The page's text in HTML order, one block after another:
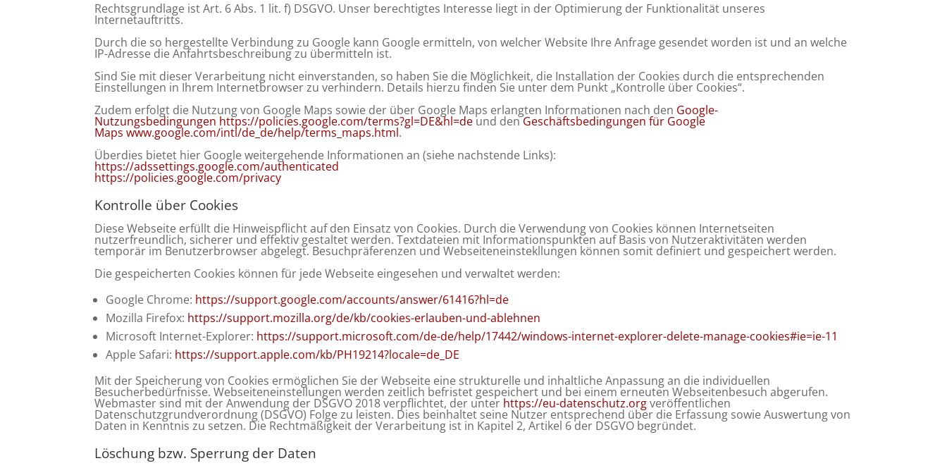
Rechtsgrundlage ist Art. 6 Abs. 1 lit. f) DSGVO. Unser berechtigtes Interesse liegt in der Optimierung der Funktionalität unseres
Internetauftritts.
Durch die so hergestellte Verbindung zu Google kann Google ermitteln, von welcher Website Ihre Anfrage gesendet worden ist und an welche
IP-Adresse die Anfahrtsbeschreibung zu übermitteln ist.
Sind Sie mit dieser Verarbeitung nicht einverstanden, so haben Sie die Möglichkeit, die Installation der Cookies durch die entsprechenden
Einstellungen in Ihrem Internetbrowser zu verhindern. Details hierzu finden Sie unter dem Punkt „Kontrolle über Cookies“.
Zudem erfolgt die Nutzung von Google Maps sowie der über Google Maps erlangten Informationen nach den Google-
Nutzungsbedingungen https://policies.google.com/terms?gl=DE&hl=de und denGeschäftsbedingungen für Google
Maps www.google.com/intl/de_de/help/terms_maps.html.
Überdies bietet hier Google weitergehende Informationen an (siehe nachstende Links):
https://adssettings.google.com/authenticated
https://policies.google.com/privacy
Kontrolle über Cookies
Diese Webseite erfüllt die Hinweispflicht auf den Einsatz von Cookies. Durch die Verwendung von Cookies können Internetseiten
nutzerfreundlich, sicherer und effektiv gestaltet werden. Textdateien mit Informationspunkten auf Basis von Nutzeraktivitäten werden
temporär im Benutzerbrowser abgelegt. Besuchpräferenzen und Webseiteneinstekllungen können somit definiert und gespeichert werden.
Die gespeicherten Cookies können für jede Webseite eingesehen und verwaltet werden:
Google Chrome: https://support.google.com/accounts/answer/61416?hl=de
Mozilla Firefox: https://support.mozilla.org/de/kb/cookies-erlauben-und-ablehnen
Microsoft Internet-Explorer: https://support.microsoft.com/de-de/help/17442/windows-internet-explorer-delete-manage-cookies#ie=ie-11
Apple Safari: https://support.apple.com/kb/PH19214?locale=de_DE
Mit der Speicherung von Cookies ermöglichen Sie der Webseite eine strukturelle und inhaltliche Anpassung an die individuellen
Besucherbedürfnisse. Webseiteneinstellungen werden zeitlich befristet gespeichert und bei einem erneuten Webseitenbesuch abgerufen.
Webmaster sind mit der Anwendung der DSGVO 2018 verpflichtet, der unter https://eu-datenschutz.orgveröffentlichen
Datenschutzgrundverordnung (DSGVO) Folge zu leisten. Dies beinhaltet seine Nutzer entsprechend über die Erfassung sowie Auswertung von
Daten in Kenntnis zu setzen. Die Rechtmäßigkeit der Verarbeitung ist in Kapitel 2, Artikel 6 der DSGVO begründet.
Löschung bzw. Sperrung der Daten